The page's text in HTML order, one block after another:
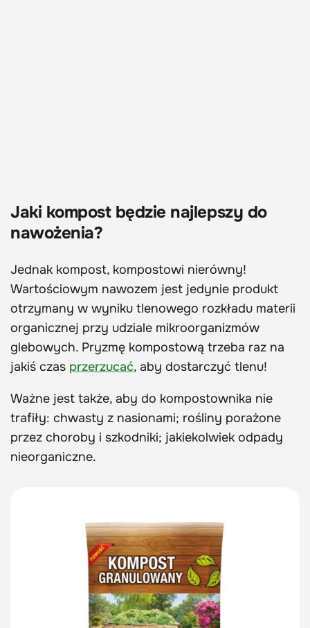
Jaki kompost będzie najlepszy do
nawożenia?
Jednak kompost, kompostowi nierówny!
Wartościowym nawozem jest jedynie produkt
otrzymany w wyniku tlenowego rozkładu materii
organicznej przy udziale mikroorganizmów
glebowych. Pryzmę kompostową trzeba raz na
jakiś czas przerzucać, aby dostarczyć tlenu!
Ważne jest także, aby do kompostownika nie
trafiły: chwasty z nasionami; rośliny porażone
przez choroby i szkodniki; jakiekolwiek odpady
nieorganiczne.